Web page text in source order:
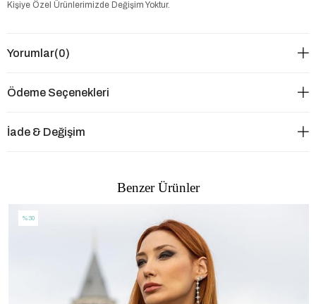
Kişiye Özel Ürünlerimizde Değişim Yoktur.
Yorumlar(0)
Ödeme Seçenekleri
İade & Değişim
Benzer Ürünler
%30